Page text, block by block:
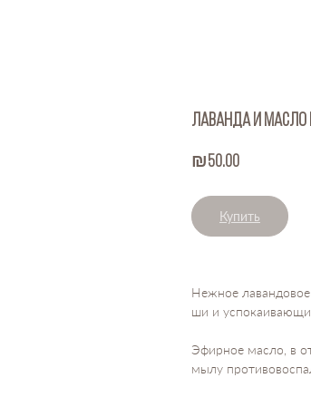
ЛАВАНДА И МАСЛО
₪50.00
Купить
Нежное
ши и
Эфирное масло, в
мылу